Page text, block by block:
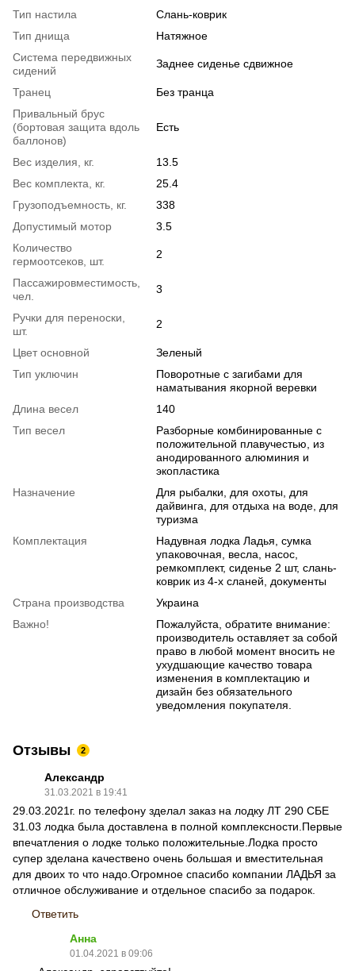
Тип настила
Слань-коврик
Тип днища
Натяжное
Система передвижных
сидений
Заднее сиденье сдвижное
Транец
Без транца
Привальный брус
(бортовая защита вдоль
баллонов)
Есть
Вес изделия, кг.
13.5
Вес комплекта, кг.
25.4
Грузоподъемность, кг.
338
Допустимый мотор
3.5
Количество
гермоотсеков, шт.
2
Пассажировместимость,
чел.
3
Ручки для переноски,
шт.
2
Цвет основной
Зеленый
Тип уключин
Поворотные с загибами для
наматывания якорной веревки
Длина весел
140
Тип весел
Разборные комбинированные с
положительной плавучестью, из
анодированного алюминия и
экопластика
Назначение
Для рыбалки, для охоты, для
дайвинга, для отдыха на воде, для
туризма
Комплектация
Надувная лодка Ладья, сумка
упаковочная, весла, насос,
ремкомплект, сиденье 2 шт, слань-
коврик из 4-х сланей, документы
Страна производства
Украина
Важно!
Пожалуйста, обратите внимание:
производитель оставляет за собой
право в любой момент вносить не
ухудшающие качество товара
изменения в комплектацию и
дизайн без обязательного
уведомления покупателя.
Отзывы 2
Александр
31.03.2021 в 19:41
29.03.2021г. по телефону зделал заказ на лодку ЛТ 290 СБЕ
31.03 лодка была доставлена в полной комплексности.Первые
впечатления о лодке только положительные.Лодка просто
супер зделана качествено очень большая и вместительная
для двоих то что надо.Огромное спасибо компании ЛАДЬЯ за
отличное обслуживание и отдельное спасибо за подарок.
Ответить
Анна
01.04.2021 в 09:06